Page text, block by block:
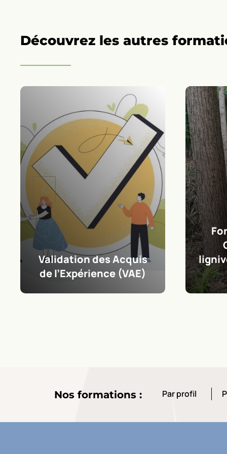
Découvrez les autres
Formation courte :
Champignons
lignivores sur les arbres
d’ornement
Nos formations :
Par profil